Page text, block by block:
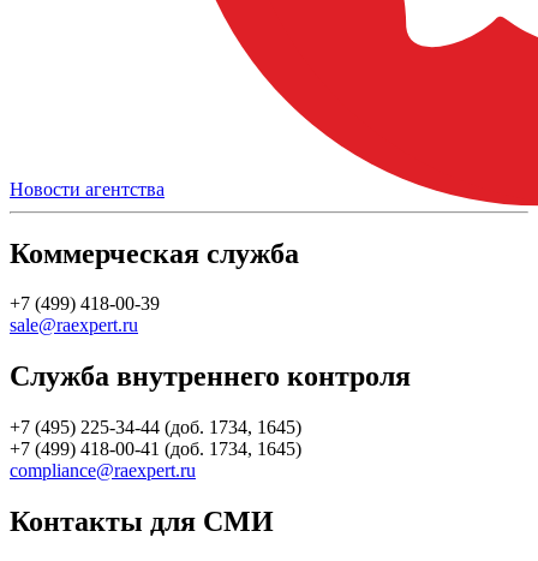
Новости агентства
Коммерческая служба
+7 (499) 418-00-39
sale@raexpert.ru
Служба внутреннего контроля
+7 (495) 225-34-44 (доб. 1734, 1645)
+7 (499) 418-00-41 (доб. 1734, 1645)
compliance@raexpert.ru
Контакты для СМИ